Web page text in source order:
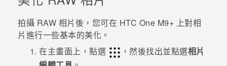
優惠專區
焦點訊息
拍攝 RAW 相片後，您可在 HTC One M9+ 上對相
片進行一些基本的美化。
在主畫面上，點選 ，然後找出並點選相片